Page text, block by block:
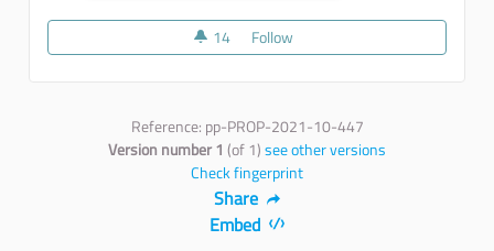
14 14 followers
Follow
Reference: pp-PROP-2021-10-447
Version number 1 (of 1)see other versions
Check fingerprint
Share
Embed